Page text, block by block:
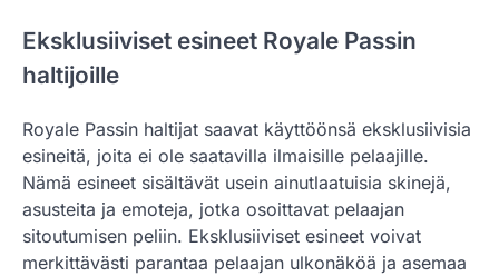
Eksklusiiviset esineet Royale Passin
haltijoille
Royale Passin haltijat saavat käyttöönsä eksklusiivisia
esineitä, joita ei ole saatavilla ilmaisille pelaajille.
Nämä esineet sisältävät usein ainutlaatuisia skinejä,
asusteita ja emoteja, jotka osoittavat pelaajan
sitoutumisen peliin. Eksklusiiviset esineet voivat
merkittävästi parantaa pelaajan ulkonäköä ja asemaa